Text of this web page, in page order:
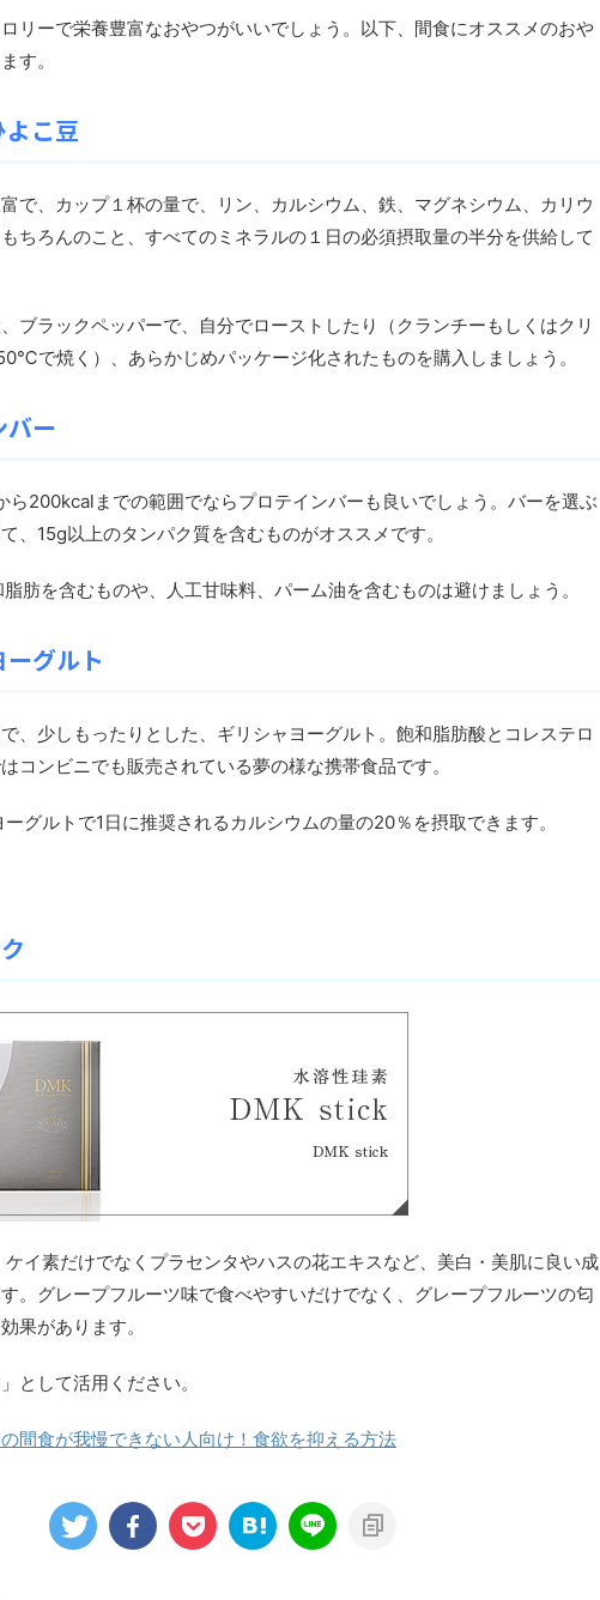
リーで栄養豊富なおやつがいいでしょう。以下、間食にオススメのおや
す。
よこ豆
で、カップ１杯の量で、リン、カルシウム、鉄、マグネシウム、カリウ
ちろんのこと、すべてのミネラルの１日の必須摂取量の半分を供給して
ブラックペッパーで、自分でローストしたり（クランチーもしくはクリ
で焼く）、あらかじめパッケージ化されたものを購入しましょう。
バー
ら200kcalまでの範囲でならプロテインバーも良いでしょう。バーを選ぶ
、15g以上のタンパク質を含むものがオススメです。
肪を含むものや、人工甘味料、パーム油を含むものは避けましょう。
グルト
、少しもったりとした、ギリシャヨーグルト。飽和脂肪酸とコレステロ
コンビニでも販売されている夢の様な携帯食品です。
グルトで1日に推奨されるカルシウムの量の20％を摂取できます。
イ素だけでなくプラセンタやハスの花エキスなど、美白・美肌に良い成
。グレープフルーツ味で食べやすいだけでなく、グレープフルーツの匂
果があります。
として活用ください。
間食が我慢できない人向け！食欲を抑える方法